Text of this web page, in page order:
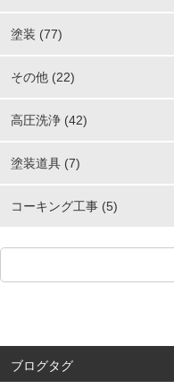
塗装 (77)
その他 (22)
高圧洗浄 (42)
塗装道具 (7)
コーキング工事 (5)
ブログタグ